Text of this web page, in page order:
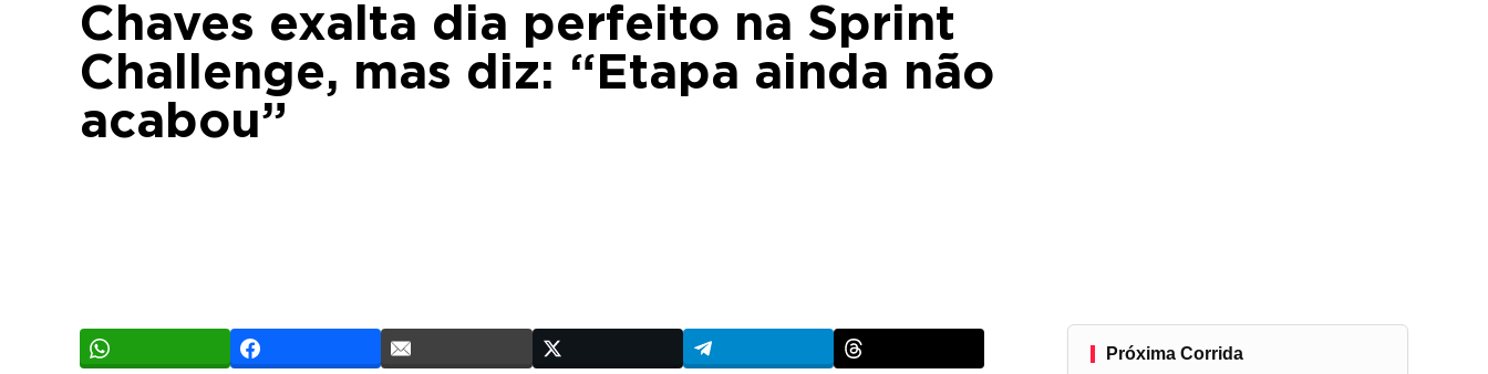
Chaves exalta dia perfeito na Sprint
Challenge, mas diz: “Etapa ainda não
acabou”
Próxima Corrida